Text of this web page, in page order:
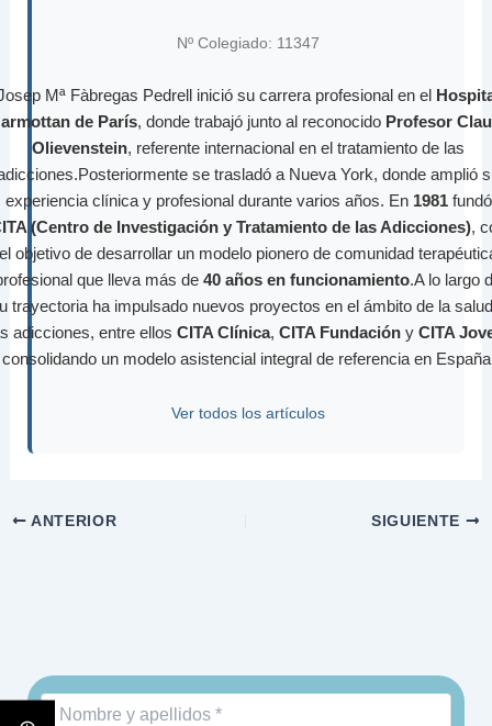
Nº Colegiado: 11347
Mª Fàbregas Pedrell inició su carrera profesional en el
de París, donde trabajó junto al reconocido Profesor
Olievenstein, referente internacional en el tratamiento de las
se trasladó a Nueva York, donde amplió
experiencia clínica y profesional durante varios años. En 1981fundó
(Centro de Investigación y Tratamiento de las Adicciones),
el objetivo de desarrollar un modelo pionero de comunidad
que lleva más de 40 años en funcionamiento.A lo largo
trayectoria ha impulsado nuevos proyectos en el ámbito de la
adicciones, entre ellos CITA Clínica, CITA Fundación y CITA
consolidando un modelo asistencial integral de referencia en
Ver todos los artículos
ANTERIOR SIGUIENTE